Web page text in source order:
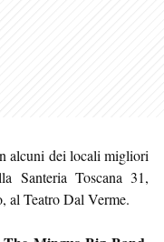
alcuni dei locali migliori
Santeria Toscana 31,
al Teatro Dal Verme.